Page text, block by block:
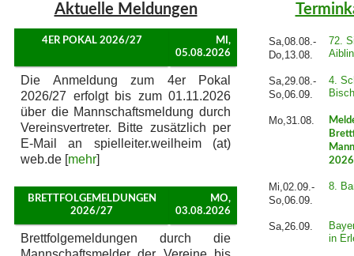
Aktuelle Meldungen
4ER POKAL 2026/27
MI,
05.08.2026
Die Anmeldung zum 4er Pokal
2026/27 erfolgt bis zum 01.11.2026
über die Mannschaftsmeldung durch
Vereinsvertreter. Bitte zusätzlich per
E-Mail an spielleiter.weilheim (at)
web.de [mehr]
BRETTFOLGEMELDUNGEN
2026/27
MO,
03.08.2026
Brettfolgemeldungen durch die
Sa,08.08.-
Do,13.08.
72.
Sa,29.08.-
So,06.09.
4.
Mo,31.08.
Mi,02.09.-
So,06.09.
8.
Sa,26.09.
in